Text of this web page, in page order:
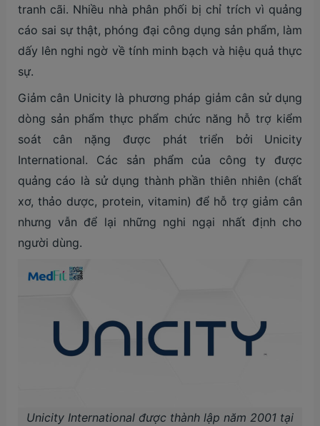
tranh cãi. Nhiều nhà phân phối bị chỉ trích vì quảng
cáo sai sự thật, phóng đại công dụng sản phẩm, làm
dấy lên nghi ngờ về tính minh bạch và hiệu quả thực
sự.
Giảm cân Unicity là phương pháp giảm cân sử dụng
dòng sản phẩm thực phẩm chức năng hỗ trợ kiểm
soát cân nặng được phát triển bởi Unicity
International. Các sản phẩm của công ty được
quảng cáo là sử dụng thành phần thiên nhiên (chất
xơ, thảo dược, protein, vitamin) để hỗ trợ giảm cân
nhưng vẫn để lại những nghi ngại nhất định cho
người dùng.
Unicity International được thành lập năm 2001 tại